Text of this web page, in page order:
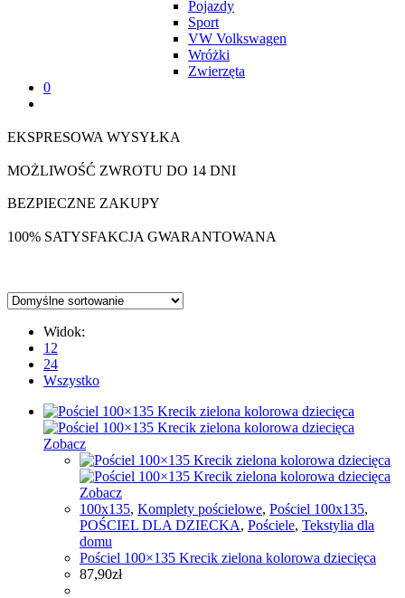
Pojazdy
Sport
VW Volkswagen
Wróżki
Zwierzęta
0
EKSPRESOWA WYSYŁKA
MOŻLIWOŚĆ ZWROTU DO 14 DNI
BEZPIECZNE ZAKUPY
100% SATYSFAKCJA GWARANTOWANA
Widok:
12
24
Wszystko
Zobacz
Zobacz
100x135, Komplety pościelowe, Pościel 100x135,
POŚCIEL DLA DZIECKA, Pościele, Tekstylia dla
domu
Pościel 100×135 Krecik zielona kolorowa dziecięca
87,90zł